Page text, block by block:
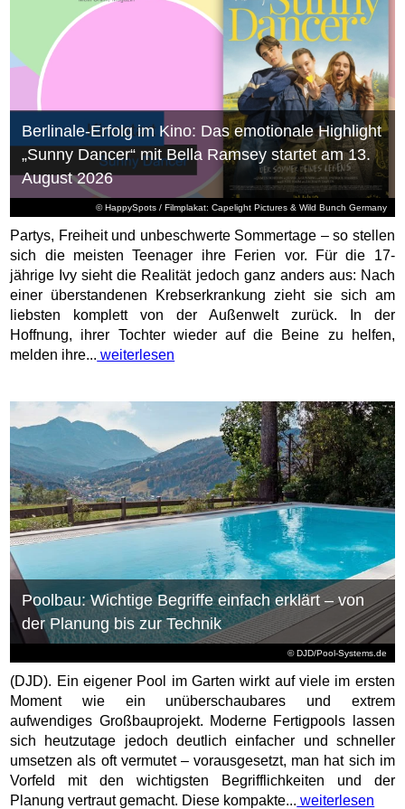
© HappySpots / Filmplakat: Capelight Pictures & Wild Bunch Germany
Berlinale-Erfolg im Kino: Das emotionale Highlight
„Sunny Dancer“ mit Bella Ramsey startet am 13.
August 2026
Partys, Freiheit und unbeschwerte Sommertage – so stellen
sich die meisten Teenager ihre Ferien vor. Für die 17-
jährige Ivy sieht die Realität jedoch ganz anders aus: Nach
einer überstandenen Krebserkrankung zieht sie sich am
liebsten komplett von der Außenwelt zurück. In der
Hoffnung, ihrer Tochter wieder auf die Beine zu helfen,
melden ihre... weiterlesen
© DJD/Pool-Systems.de
Poolbau: Wichtige Begriffe einfach erklärt – von
der Planung bis zur Technik
(DJD). Ein eigener Pool im Garten wirkt auf viele im ersten
Moment wie ein unüberschaubares und extrem
aufwendiges Großbauprojekt. Moderne Fertigpools lassen
sich heutzutage jedoch deutlich einfacher und schneller
umsetzen als oft vermutet – vorausgesetzt, man hat sich im
Vorfeld mit den wichtigsten Begrifflichkeiten und der
Planung vertraut gemacht. Diese kompakte... weiterlesen